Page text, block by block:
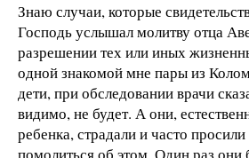
Знаю случаи, которые
Господь услышал молитву отца
разрешении тех или иных
одной знакомой мне пары из
дети, при обследовании врачи
видимо, не будет. А они,
ребенка, страдали и часто